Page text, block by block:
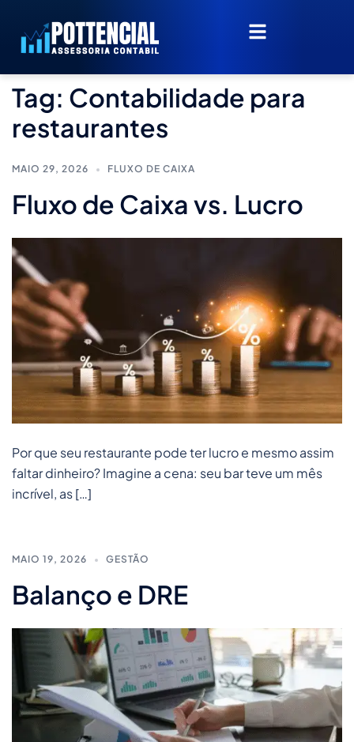
Tag: Contabilidade para
restaurantes
MAIO 29, 2026 FLUXO DE CAIXA
Fluxo de Caixa vs. Lucro
Por que seu restaurante pode ter lucro e mesmo assim
faltar dinheiro? Imagine a cena: seu bar teve um mês
incrível, as […]
MAIO 19, 2026 GESTÃO
Balanço e DRE